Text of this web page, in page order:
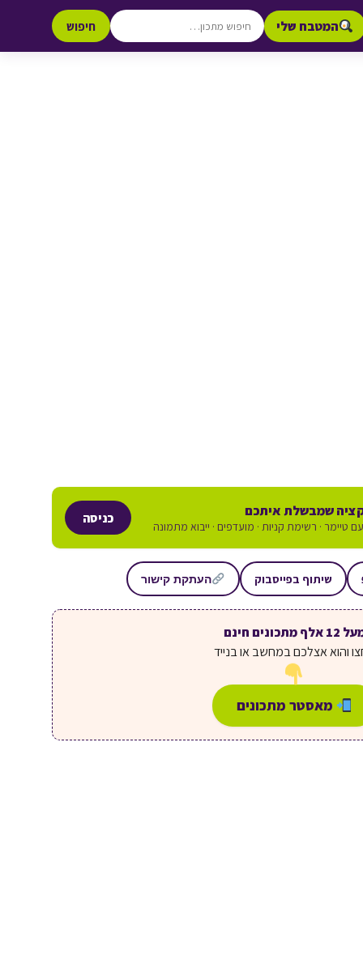
המטבח שלי חיפוש
שמבשלת איתכם
טיימר · רשימת קניות · מועדפים · ייבוא מתמונה
כניסה
שיתוף בפייסבוק העתקת קישור
אלף מתכונים חינם
והוא אצלכם במחשב או בנייד
מאסטר מתכונים